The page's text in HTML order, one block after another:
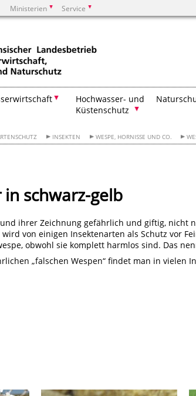
Ministerien Service
Hochwasser- und
Küstenschutz
INSEKTEN WESPE, HORNISSE UND CO.
schwarz-gelb
ihrer Zeichnung gefährlich und giftig, nicht
von einigen Insektenarten als Schutz vor
obwohl sie komplett harmlos sind. Das
„falschen Wespen“ findet man in vielen